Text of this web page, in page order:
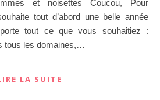
tout d’abord une belle année
tout ce que vous souhaitiez :
tous les domaines,…
LA SUITE